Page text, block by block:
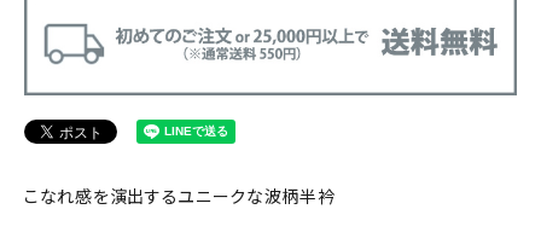
こなれ感を演出するユニークな波柄半衿